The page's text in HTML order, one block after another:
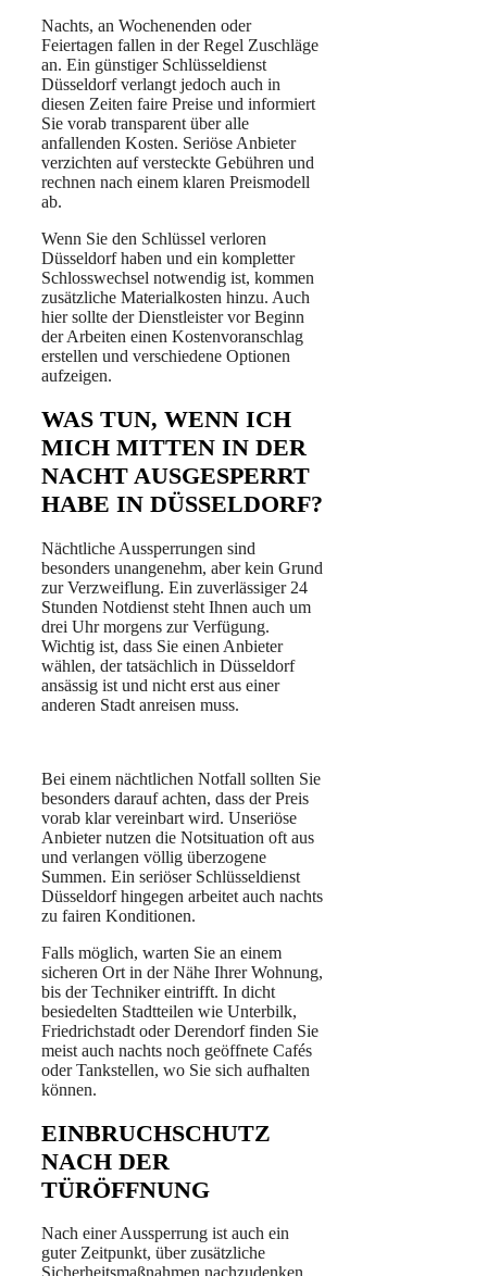
Nachts, an Wochenenden oder
Feiertagen fallen in der Regel Zuschläge
an. Ein günstiger Schlüsseldienst
Düsseldorf verlangt jedoch auch in
diesen Zeiten faire Preise und informiert
Sie vorab transparent über alle
anfallenden Kosten. Seriöse Anbieter
verzichten auf versteckte Gebühren und
rechnen nach einem klaren Preismodell
ab.
Wenn Sie den Schlüssel verloren
Düsseldorf haben und ein kompletter
Schlosswechsel notwendig ist, kommen
zusätzliche Materialkosten hinzu. Auch
hier sollte der Dienstleister vor Beginn
der Arbeiten einen Kostenvoranschlag
erstellen und verschiedene Optionen
aufzeigen.
WAS TUN, WENN ICH
MICH MITTEN IN DER
NACHT AUSGESPERRT
HABE IN DÜSSELDORF?
Nächtliche Aussperrungen sind
besonders unangenehm, aber kein Grund
zur Verzweiflung. Ein zuverlässiger 24
Stunden Notdienst steht Ihnen auch um
drei Uhr morgens zur Verfügung.
Wichtig ist, dass Sie einen Anbieter
wählen, der tatsächlich in Düsseldorf
ansässig ist und nicht erst aus einer
anderen Stadt anreisen muss.
Bei einem nächtlichen Notfall sollten Sie
besonders darauf achten, dass der Preis
vorab klar vereinbart wird. Unseriöse
Anbieter nutzen die Notsituation oft aus
und verlangen völlig überzogene
Summen. Ein seriöser Schlüsseldienst
Düsseldorf hingegen arbeitet auch nachts
zu fairen Konditionen.
Falls möglich, warten Sie an einem
sicheren Ort in der Nähe Ihrer Wohnung,
bis der Techniker eintrifft. In dicht
besiedelten Stadtteilen wie Unterbilk,
Friedrichstadt oder Derendorf finden Sie
meist auch nachts noch geöffnete Cafés
oder Tankstellen, wo Sie sich aufhalten
können.
EINBRUCHSCHUTZ
NACH DER
TÜRÖFFNUNG
Nach einer Aussperrung ist auch ein
guter Zeitpunkt, über zusätzliche
Sicherheitsmaßnahmen nachzudenken.